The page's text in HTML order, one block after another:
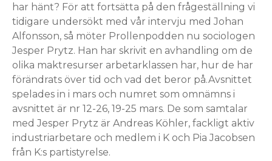
har hänt? För att fortsätta på den frågeställning vi
tidigare undersökt med vår intervju med Johan
Alfonsson, så möter Prollenpodden nu sociologen
Jesper Prytz. Han har skrivit en avhandling om de
olika maktresurser arbetarklassen har, hur de har
förändrats över tid och vad det beror på.Avsnittet
spelades in i mars och numret som omnämns i
avsnittet är nr 12-26, 19-25 mars. De som samtalar
med Jesper Prytz är Andreas Köhler, fackligt aktiv
industriarbetare och medlem i K och Pia Jacobsen
från K:s partistyrelse.